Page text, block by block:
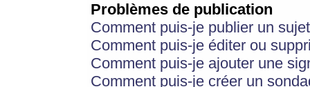
Problèmes de publication
Comment puis-je publier un
Comment puis-je éditer ou
Comment puis-je ajouter une
Comment puis-je créer un